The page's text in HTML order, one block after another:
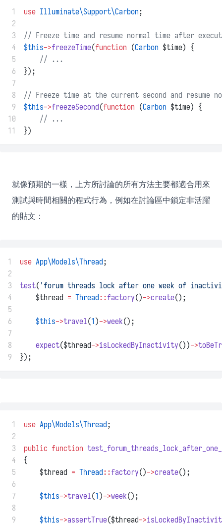
1 use Illuminate\Support\Carbon;
2
3
// Freeze time and resume normal time after
4
$this->freezeTime(function (Carbon $time) {
5
// ...
6
});
7
8
// Freeze time at the current second and resume
9
$this->freezeSecond(function (Carbon $time) {
10
// ...
11
})
就像預期的一樣，上方所討論的所有方法主要都適合用來
測試與時間相關的程式行為，例如在討論區中鎖定非活躍
的貼文：
1 use App\Models\Thread;
2
3
test( 'forum threads lock after one week of
4
    $thread
= Thread::factory()->create();
5
6
$this->travel(1)->week();
7
8
expect($thread->isLockedByInactivity())->
9
});
1 use App\Models\Thread;
2
3
public function
4
{
5
    $thread
= Thread::factory()->create();
6
7
$this->travel(1)->week();
8
9
$this->assertTrue($thread->